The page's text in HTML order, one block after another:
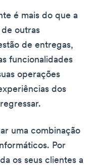
é mais do que a
outras
de entregas,
funcionalidades
operações
dos
uma combinação
Por
os seus clientes a